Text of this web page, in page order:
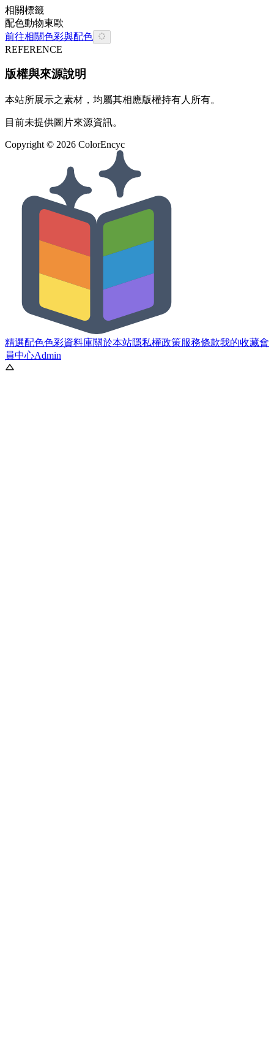
相關標籤
配色動物東歐
前往相關色彩與配色
REFERENCE
版權與來源說明
本站所展示之素材，均屬其相應版權持有人所有。
目前未提供圖片來源資訊。
Copyright © 2026 ColorEncyc
精選配色色彩資料庫關於本站隱私權政策服務條款我的收藏會
員中心Admin